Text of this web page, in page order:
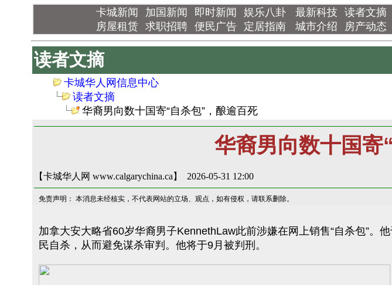
卡城新闻 加国新闻 即时新闻 娱乐八卦 最新科技 读者文摘
房屋租赁 求职招聘 便民广告 定居指南 城市介绍 房产动态
读者文摘
卡城华人网信息中心
读者文摘
华裔男向数十国寄“自杀包”，酿逾百死
华裔男向数十国寄
【卡城华人网 www.calgarychina.ca】 2026-05-31 12:00
免责声明： 本消息未经核实，不代表网站的立场、观点，如有侵权，请联系删除。
加拿大安大略省60岁华裔男子KennethLaw此前涉嫌在网上销售“自杀包”
民自杀，从而避免谋杀审判。他将于9月被判刑。